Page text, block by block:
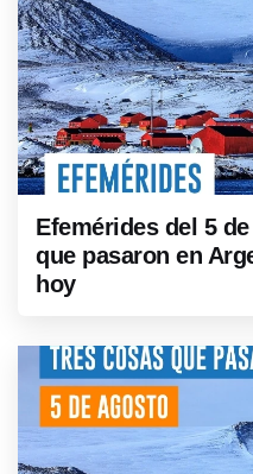
Efemérides del 5
que pasaron en
hoy